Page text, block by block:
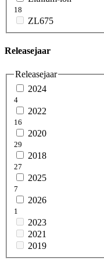
18
ZL675
Releasejaar
Releasejaar
2024
4
2022
16
2020
29
2018
27
2025
7
2026
1
2023
2021
2019